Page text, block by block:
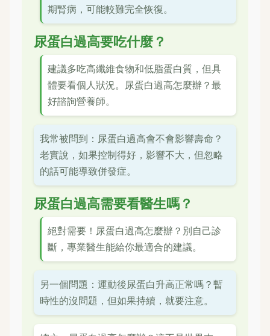
期腎病，可能較難完全恢復。
尿蛋白過高要吃什麼？
建議多吃高纖維食物和低脂蛋白質，但具
體要看個人狀況。尿蛋白過高怎麼辦？最
好諮詢營養師。
我常被問到：尿蛋白過高會不會影響壽命？
老實說，如果控制得好，影響不大，但忽略
的話可能導致併發症。
尿蛋白過高需要看醫生嗎？
絕對需要！尿蛋白過高怎麼辦？別自己診
斷，專業醫生能給你最適合的建議。
另一個問題：運動後尿蛋白升高正常嗎？暫
時性的沒問題，但如果持續，就要注意。